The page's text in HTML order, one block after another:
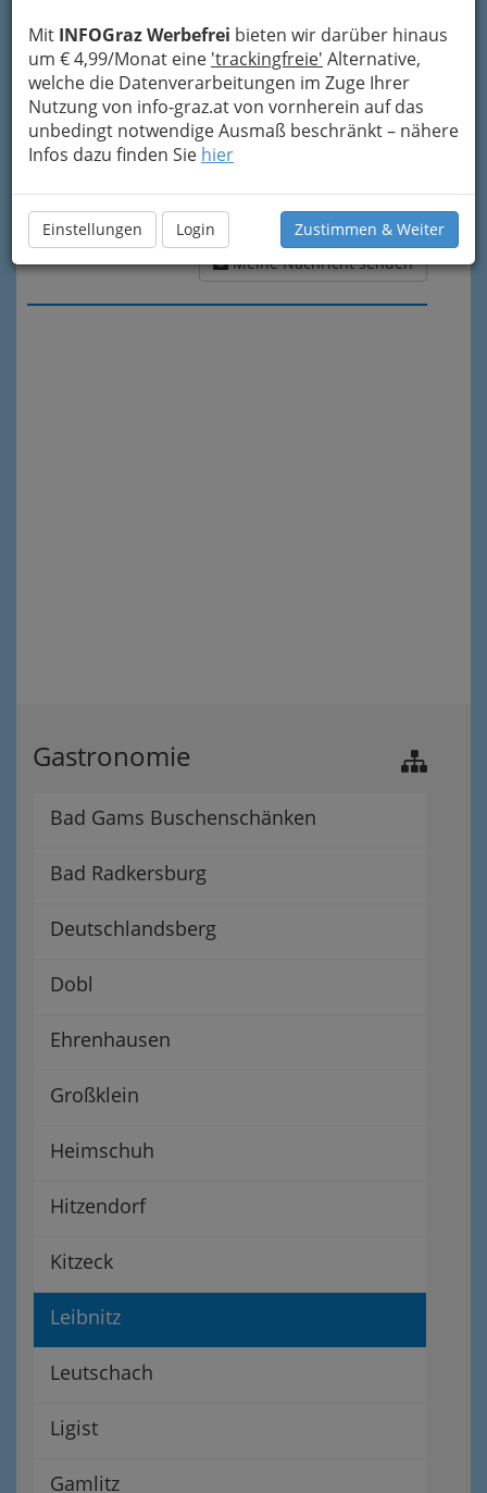
Mit INFOGraz Werbefrei bieten wir darüber hinaus
um € 4,99/Monat eine 'trackingfreie' Alternative,
welche die Datenverarbeitungen im Zuge Ihrer
Nutzung von info-graz.at von vornherein auf das
unbedingt notwendige Ausmaß beschränkt – nähere
Infos dazu finden Sie hier
Einstellungen Login Zustimmen & Weiter
Meine Nachricht senden
Gastronomie
Bad Gams Buschenschänken
Bad Radkersburg
Deutschlandsberg
Dobl
Ehrenhausen
Großklein
Heimschuh
Hitzendorf
Kitzeck
Leibnitz
Leutschach
Ligist
Gamlitz